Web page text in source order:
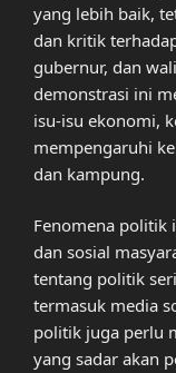
yang lebih baik,
dan kritik
gubernur, dan
demonstrasi ini
isu-isu ekonomi,
mempengaruhi
dan kampung.
Fenomena politik
dan sosial
tentang politik
termasuk media
politik juga perlu
yang sadar akan